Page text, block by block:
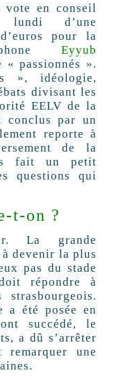
vote en conseil
lundi d’une
pour la
Eyyub
« passionnés ».
», idéologie,
divisant les
EELV de la
conclus par un
reporte à
de la
fait un petit
questions qui
t-on ?
La grande
devenir la plus
pas du stade
répondre à
a été posée en
succédé, le
a dû s’arrêter
une